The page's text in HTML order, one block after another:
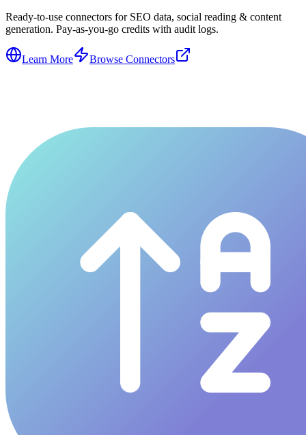
Ready-to-use connectors for SEO data, social reading & content
generation. Pay-as-you-go credits with audit logs.
Learn More Browse Connectors